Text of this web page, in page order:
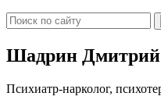
Шадрин Дмитрий
Психиатр-нарколог,